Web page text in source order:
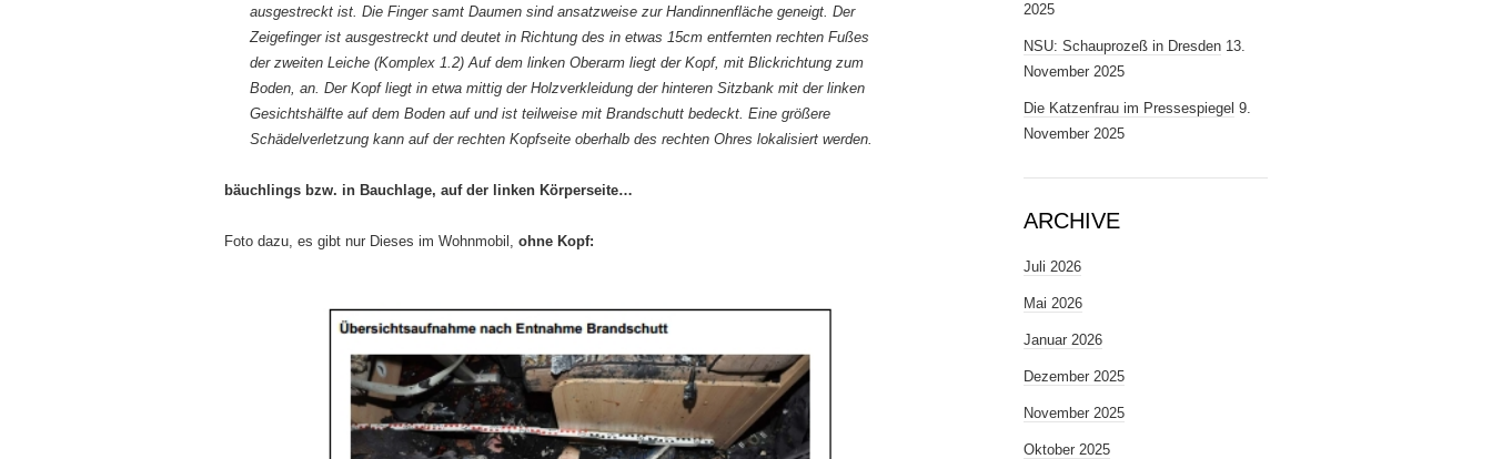
ausgestreckt ist. Die Finger samt Daumen sind ansatzweise zur Handinnenfläche geneigt. Der
Zeigefinger ist ausgestreckt und deutet in Richtung des in etwas 15cm entfernten rechten Fußes
der zweiten Leiche (Komplex 1.2) Auf dem linken Oberarm liegt der Kopf, mit Blickrichtung zum
Boden, an. Der Kopf liegt in etwa mittig der Holzverkleidung der hinteren Sitzbank mit der linken
Gesichtshälfte auf dem Boden auf und ist teilweise mit Brandschutt bedeckt. Eine größere
Schädelverletzung kann auf der rechten Kopfseite oberhalb des rechten Ohres lokalisiert werden.
bäuchlings bzw. in Bauchlage, auf der linken Körperseite…
Foto dazu, es gibt nur Dieses im Wohnmobil, ohne Kopf:
2025
NSU: Schauprozeß in Dresden 13.
November 2025
Die Katzenfrau im Pressespiegel 9.
November 2025
ARCHIVE
Juli 2026
Mai 2026
Januar 2026
Dezember 2025
November 2025
Oktober 2025